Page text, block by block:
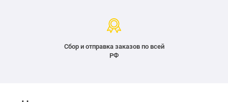
Сбор и отправка заказов по всей
РФ